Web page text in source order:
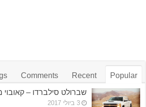
Popular
Recent
Comments
שברולט סילברדו – קאובוי
3 ביולי 2017